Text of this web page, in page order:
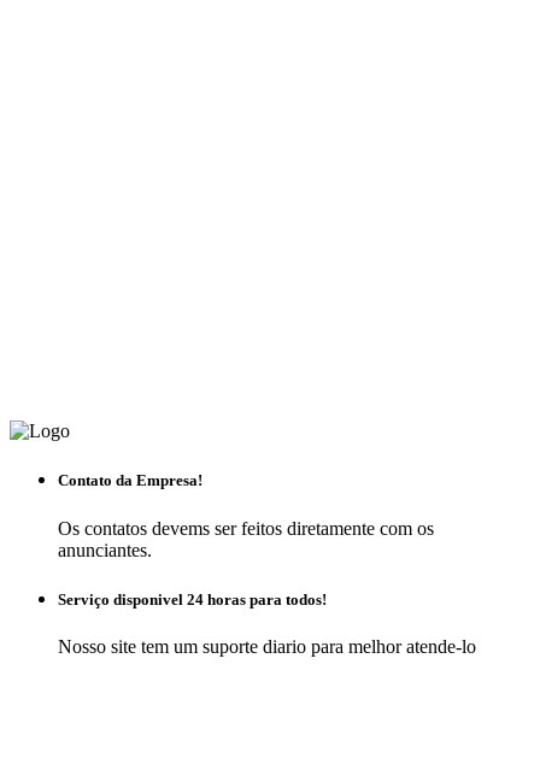
Contato da Empresa!
Os contatos devems ser feitos diretamente com os
anunciantes.
Serviço disponivel 24 horas para todos!
Nosso site tem um suporte diario para melhor atende-lo